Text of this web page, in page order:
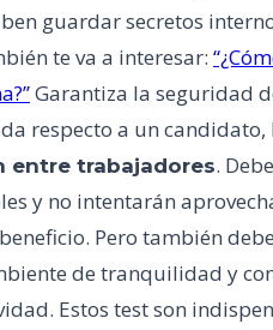
guardar secretos
te va a interesar:
Garantiza la seguridad
respecto a un
entre trabajadores.
y no intentarán
Pero también
de tranquilidad y
Estos test son